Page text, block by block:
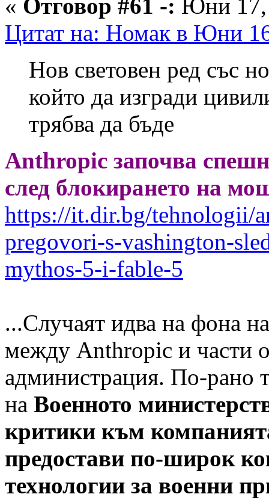
« Отговор #61 -: Юни 17,
Цитат на: Номак в Юни
Нов световен ред със
който да изгради
трябва да бъде
Anthropic започва
след блокирането на
https://it.dir.bg/tehnologii/
pregovori-s-vashington-
mythos-5-i-fable-5
...Случаят идва на фона
между Anthropic и части
администрация. По-рано
на Военното
критики към
предостави по-широк
технологии за военни